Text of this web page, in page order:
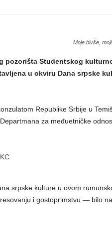
Moje bivše,
pozorišta Studentskog
u okviru Dana srpske
Republike Srbije u
za međuetničke
srpske kulture u ovom
i gostoprimstvu — bilo